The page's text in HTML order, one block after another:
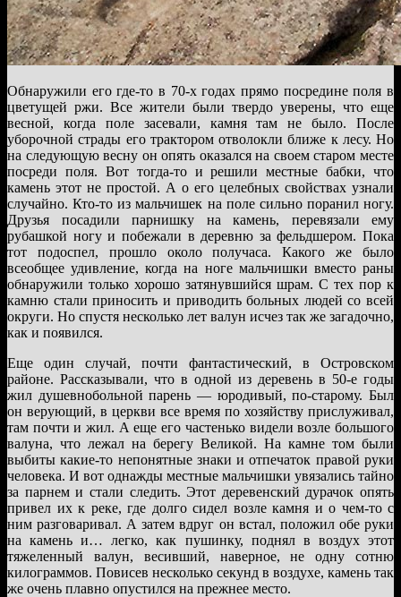
Обнаружили его где-то в 70-х годах прямо посредине поля в
цветущей ржи. Все жители были твердо уверены, что еще
весной, когда поле засевали, камня там не было. После
уборочной страды его трактором отволокли ближе к лесу. Но
на следующую весну он опять оказался на своем старом месте
посреди поля. Вот тогда-то и решили местные бабки, что
камень этот не простой. А о его целебных свойствах узнали
случайно. Кто-то из мальчишек на поле сильно поранил ногу.
Друзья посадили парнишку на камень, перевязали ему
рубашкой ногу и побежали в деревню за фельдшером. Пока
тот подоспел, прошло около получаса. Какого же было
всеобщее удивление, когда на ноге мальчишки вместо раны
обнаружили только хорошо затянувшийся шрам. С тех пор к
камню стали приносить и приводить больных людей со всей
округи. Но спустя несколько лет валун исчез так же загадочно,
как и появился.
Еще один случай, почти фантастический, в Островском
районе. Рассказывали, что в одной из деревень в 50-е годы
жил душевнобольной парень — юродивый, по-старому. Был
он верующий, в церкви все время по хозяйству прислуживал,
там почти и жил. А еще его частенько видели возле большого
валуна, что лежал на берегу Великой. На камне том были
выбиты какие-то непонятные знаки и отпечаток правой руки
человека. И вот однажды местные мальчишки увязались тайно
за парнем и стали следить. Этот деревенский дурачок опять
привел их к реке, где долго сидел возле камня и о чем-то с
ним разговаривал. А затем вдруг он встал, положил обе руки
на камень и… легко, как пушинку, поднял в воздух этот
тяжеленный валун, весивший, наверное, не одну сотню
килограммов. Повисев несколько секунд в воздухе, камень так
же очень плавно опустился на прежнее место.